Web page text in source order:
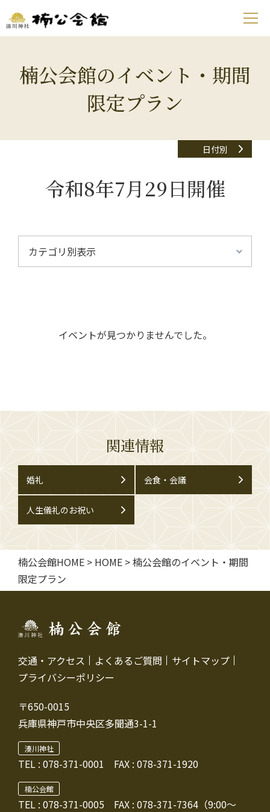
楠公会館のイベント・期間
限定プラン
日付別
令和8年7月29日開催
イベントが見つかりませんでした。
関連情報
婚礼 会食・会議
人生儀礼のお祝い
楠公会館HOME > HOME >楠公会館のイベント・期間
限定プラン
交通・アクセス よくあるご質問
サイトマップ
プライバシーポリシー
〒650-0015
兵庫県神戸市中央区多聞通3-1-1
湊川神社
TEL : 078-371-0001 FAX : 078-371-1920
楠公会館
TEL : 078-371-0005 FAX : 078-371-7364（9:00～